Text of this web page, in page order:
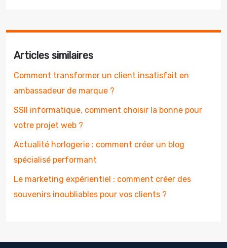
Articles similaires
Comment transformer un client insatisfait en
ambassadeur de marque ?
SSII informatique, comment choisir la bonne pour
votre projet web ?
Actualité horlogerie : comment créer un blog
spécialisé performant
Le marketing expérientiel : comment créer des
souvenirs inoubliables pour vos clients ?